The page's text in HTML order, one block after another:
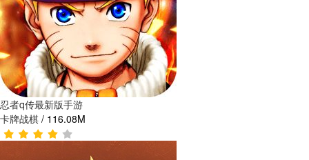
忍者q传最新版手游
卡牌战棋 / 116.08M